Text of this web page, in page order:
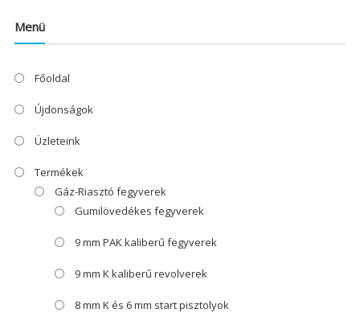
Menü
Főoldal
Újdonságok
Üzleteink
Termékek
Gáz-Riasztó fegyverek
Gumilövedékes fegyverek
9 mm PAK kaliberű fegyverek
9 mm K kaliberű revolverek
8 mm K és 6 mm start pisztolyok